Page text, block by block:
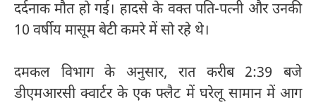
दर्दनाक मौत हो गई। हादसे के वक्त पति-पत्नी और उनकी
10 वर्षीय मासूम बेटी कमरे में सो रहे थे।
दमकल विभाग के अनुसार, रात करीब 2:39 बजे
डीएमआरसी क्वार्टर के एक फ्लैट में घरेलू सामान में आग